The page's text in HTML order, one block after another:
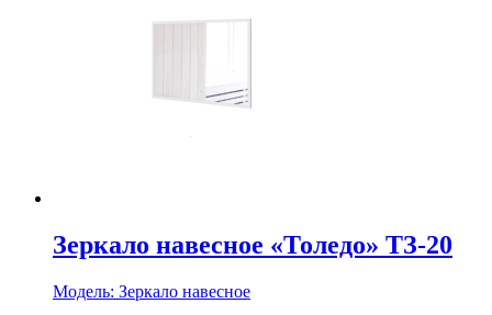
Зеркало навесное «Толедо» ТЗ-20
Модель: Зеркало навесное